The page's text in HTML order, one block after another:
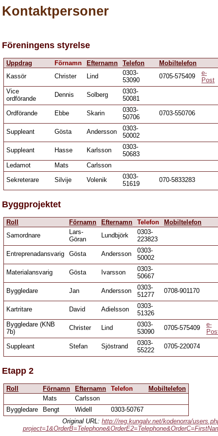
Kontaktpersoner
Föreningens styrelse
Uppdrag Förnamn Efternamn Telefon
Mobiltelefon
Kassör
Christer Lind
0303-
53090
0705-575409
e-
Post
Vice
ordförande
Dennis Solberg
0303-
50081
Ordförande
Ebbe Skarin
0303-
50706
0703-550706
Suppleant Gösta Andersson
0303-
50002
Suppleant
Hasse Karlsson
0303-
50683
Ledamot
Mats
Carlsson
Sekreterare
Silvije Volenik
0303-
51619
070-5833283
Byggprojektet
Roll Förnamn Efternamn Telefon
Mobiltelefon
Samordnare
Lars-
Göran
Lundbjörk
0303-
223823
Entreprenadansvarig
Gösta Andersson
0303-
50002
Materialansvarig
Gösta Ivarsson
0303-
50667
Byggledare
Jan Andersson
0303-
51277
0708-901170
Kartritare David Adielsson
0303-
51326
Byggledare (KNB
7b)
Christer Lind
0303-
53090
0705-575409
e-
Suppleant
Stefan Sjöstrand
0303-
55222
0705-220074
Etapp 2
Roll Förnamn Efternamn Telefon
Mobiltelefon
Mats
Carlsson
Byggledare
Bengt Widell
0303-50767
Original URL: http://reg.kungalv.net/kodenorra/